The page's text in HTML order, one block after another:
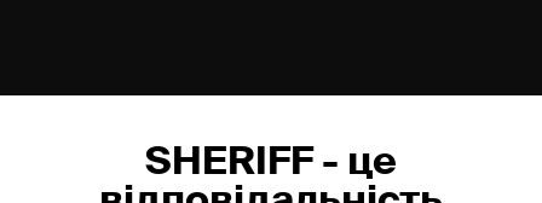
відео чи охороною.
сценарії: хто приходить першим, хто йде останнім, як
зайти вночі, що робити з разовими гостями. З цього
SHERIFF - це